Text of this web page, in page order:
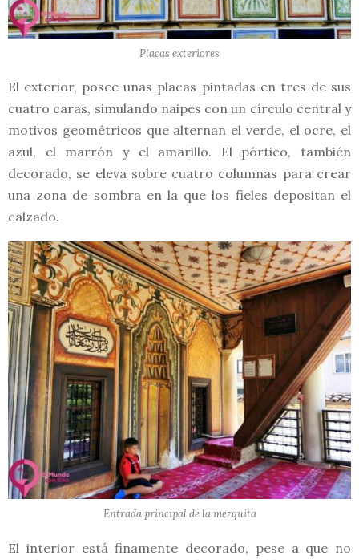
Placas exteriores
El exterior, posee unas placas pintadas en tres de sus
cuatro caras, simulando naipes con un círculo central y
motivos geométricos que alternan el verde, el ocre, el
azul, el marrón y el amarillo. El pórtico, también
decorado, se eleva sobre cuatro columnas para crear
una zona de sombra en la que los fieles depositan el
calzado.
Entrada principal de la mezquita
El interior está finamente decorado, pese a que no